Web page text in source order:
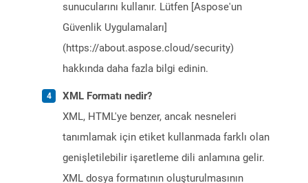
sunucularını kullanır. Lütfen [Aspose'un
Güvenlik Uygulamaları]
(https://about.aspose.cloud/security)
hakkında daha fazla bilgi edinin.
XML Formatı nedir?
XML, HTML'ye benzer, ancak nesneleri
tanımlamak için etiket kullanmada farklı olan
genişletilebilir işaretleme dili anlamına gelir.
XML dosya formatının oluşturulmasının